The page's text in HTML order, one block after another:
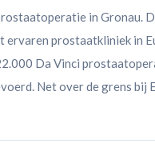
in Gronau.
ervaren prostaatkliniek in
Da Vinci
Net over de grens bij